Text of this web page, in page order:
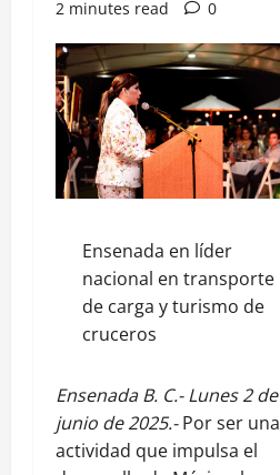
2 minutes read
0
Ensenada en líder
nacional en transporte
de carga y turismo de
cruceros
Ensenada B. C.- Lunes 2 de
junio de 2025.-Por ser una
actividad que impulsa el